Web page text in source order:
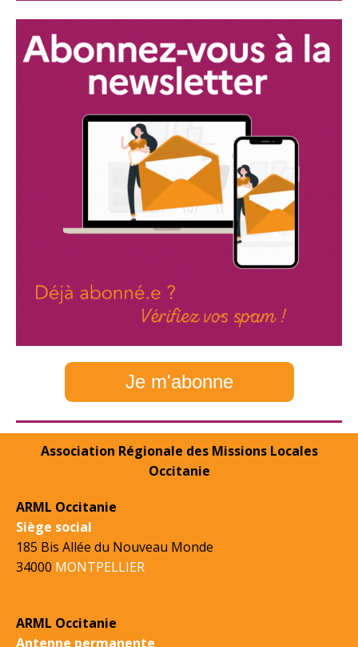
Je m'abonne
Association Régionale des Missions Locales
Occitanie
ARML Occitanie
Siège social
185 Bis Allée du Nouveau Monde
34000 MONTPELLIER
ARML Occitanie
Antenne permanente